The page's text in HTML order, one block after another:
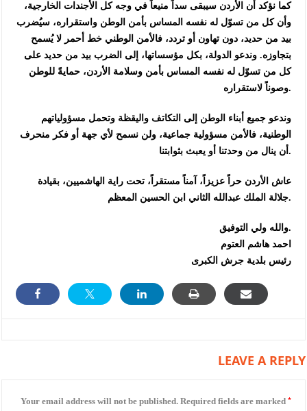
كما نؤكد أن الأردن سيبقى سداً منيعاً في وجه كل الأجندات الخارجية،
وأن كل من تسوّل له نفسه المساس بأمن الوطن واستقراره، سيُضرب
بيد من حديد، دون تهاون أو تردد، فالأمن الوطني خط أحمر لا يُسمح
بتجاوزه. وندعو الدولة، بكل مؤسساتها، إلى الضرب بيد من حديد على
كل من تسوّل له نفسه المساس بأمن وسلامة الأردن، حمايةً للوطن
وصوناً لاستقراره.
وندعو جميع أبناء الوطن إلى التكاتف واليقظة وتحمل مسؤولياتهم
الوطنية، فالأمن مسؤولية جماعية، ولن نسمح لأي جهة أو فكر منحرف
أن ينال من وحدتنا أو يعبث بثوابتنا.
عاش الأردن حراً عزيزاً، آمناً مستقراً، تحت راية الهاشميين، بقيادة
جلالة الملك عبدالله الثاني ابن الحسين المعظم.
والله ولي التوفيق.
احمد هاشم العتوم
رئيس بلدية جرش الكبرى
LEAVE A REPLY
Your email address will not be published. Required fields are marked *